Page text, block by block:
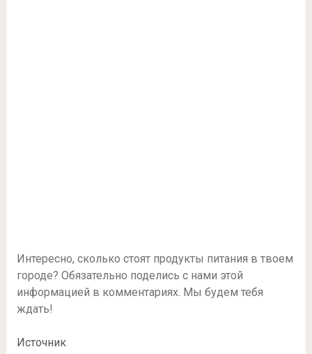
Интересно, сколько стоят продукты питания в твоем
городе? Обязательно поделись с нами этой
информацией в комментариях. Мы будем тебя
ждать!
Источник